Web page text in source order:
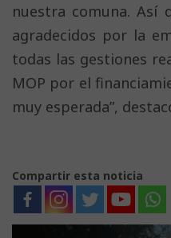
nuestra comuna. Así
agradecidos por la
todas las gestiones
MOP por el
muy esperada”,
Compartir esta noticia